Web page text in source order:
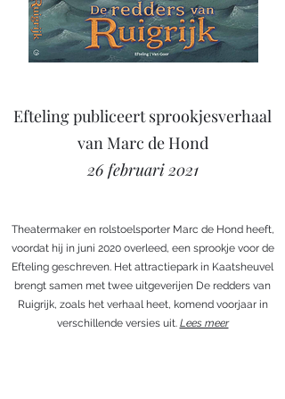
Efteling publiceert sprookjesverhaal
van Marc de Hond
26 februari 2021
Theatermaker en rolstoelsporter Marc de Hond heeft,
voordat hij in juni 2020 overleed, een sprookje voor de
Efteling geschreven. Het attractiepark in Kaatsheuvel
brengt samen met twee uitgeverijen De redders van
Ruigrijk, zoals het verhaal heet, komend voorjaar in
verschillende versies uit. Lees meer